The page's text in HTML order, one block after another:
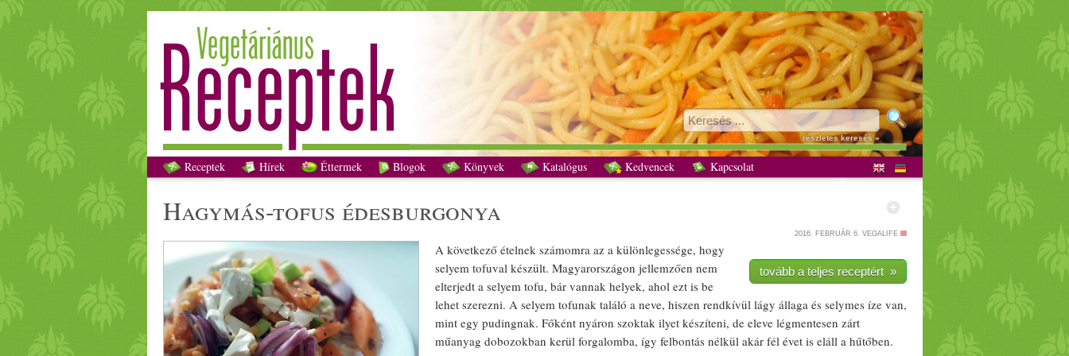
Hagymás-tofus édesburgonya recept vegetáriánus
részletes keresés »
Receptek Hírek Éttermek Blogok Könyvek Katalógus Kedvencek Kapcsolat
hagymás-tofus édesburgonya
2016. FEBRUÁR 6. VEGALIFE
tovább a teljes receptért »
A következő ételnek számomra az a különlegessége, hogy
selyem tofuval készült. Magyarországon jellemzően nem
elterjedt a selyem tofu, bár vannak helyek, ahol ezt is be
lehet szerezni. A selyem tofunak találó a neve, hiszen rendkívül lágy állaga és selymes íze van,
mint egy pudingnak. Főként nyáron szoktak ilyet készíteni, de eleve légmentesen zárt
műanyag dobozokban kerül forgalomba, így felbontás nélkül akár fél évet is eláll a hűtőben.